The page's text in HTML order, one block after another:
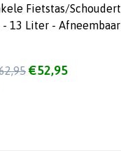
- 13 Liter - Afneembaar
€52,95